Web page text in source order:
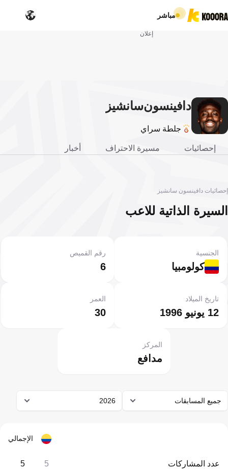
مباشر
إعلان
دافينسونسانشيز
جلطة سراي
إحصائيات مسيرة الاحتراف أخبار
إحصائيات دافينسون سانشيز
السيرة الذاتية للاعب
كولومبيا
الجنسية
6
رقم القميص
12 يونيو 1996
تاريخ الميلاد
30
العمر
مدافع
المركز
جميع المسابقات 2026
الإجمالي
عدد المشاركات 5
5